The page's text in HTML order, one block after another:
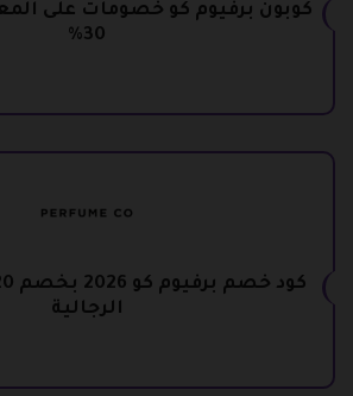
كوبون برفيوم كو خصومات على
30%
الرجالية